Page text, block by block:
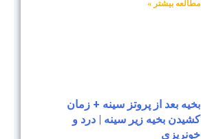
مطالعه بیشتر »
بخیه بعد از پروتز سینه + زمان
کشیدن بخیه زیر سینه | درد و
خونریزی